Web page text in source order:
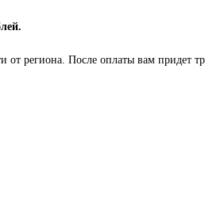
региона. После оплаты вам придет